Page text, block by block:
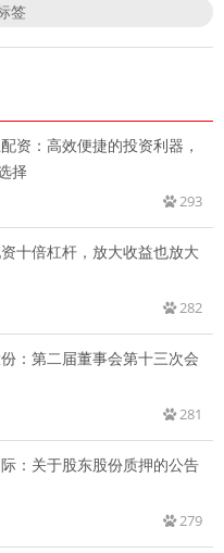
签
资：高效便捷的投资利器，
择
293
十倍杠杆，放大收益也放大
282
281
：关于股东股份质押的公告
279